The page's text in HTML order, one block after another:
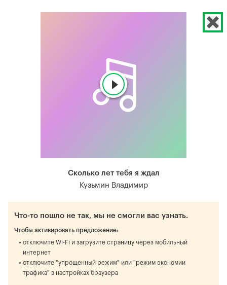
Сколько лет тебя я ждал
Кузьмин Владимир
Что-то пошло не так, мы не смогли вас узнать.
Чтобы активировать предложение:
отключите Wi-Fi и загрузите страницу через мобильный
интернет
отключите "упрощенный режим" или "режим экономии
трафика" в настройках браузера